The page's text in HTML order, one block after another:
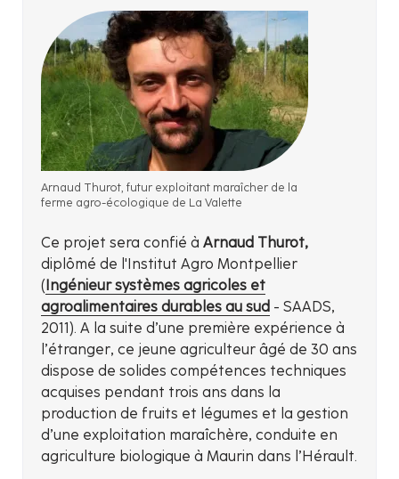
Arnaud Thurot, futur exploitant maraîcher de la
ferme agro-écologique de La Valette
Ce projet sera confié à Arnaud Thurot,
diplômé de l'Institut Agro Montpellier
( Ingénieur systèmes agricoles et
agroalimentaires durables au sud - SAADS,
2011). A la suite d’une première expérience à
l’étranger, ce jeune agriculteur âgé de 30 ans
dispose de solides compétences techniques
acquises pendant trois ans dans la
production de fruits et légumes et la gestion
d’une exploitation maraîchère, conduite en
agriculture biologique à Maurin dans l’Hérault.